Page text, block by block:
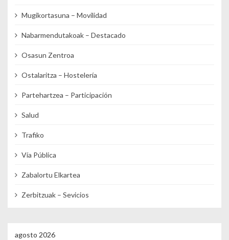
Mugikortasuna – Movilidad
Nabarmendutakoak – Destacado
Osasun Zentroa
Ostalaritza – Hostelería
Partehartzea – Participación
Salud
Trafiko
Vía Pública
Zabalortu Elkartea
Zerbitzuak – Sevicios
agosto 2026